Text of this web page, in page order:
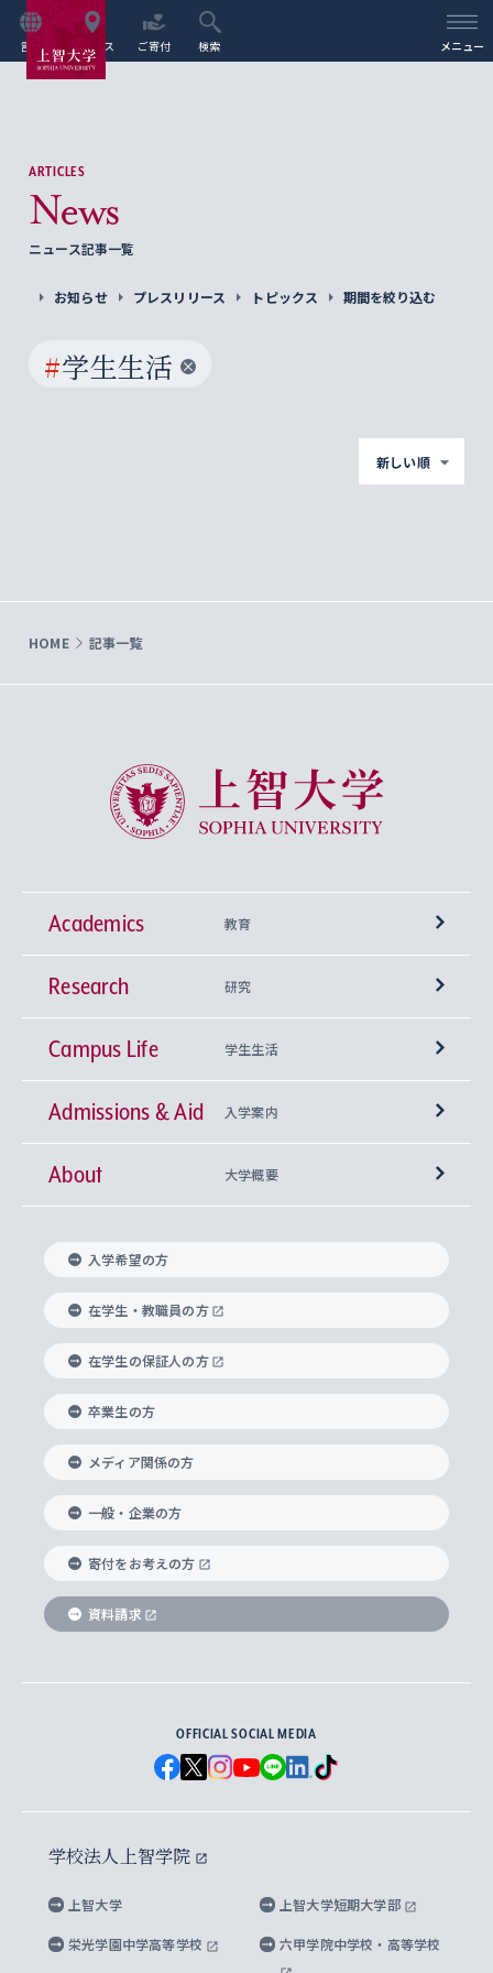
言語 アクセス ご寄付 検索 メニュー
ARTICLES
News
ニュース記事一覧
お知らせ プレスリリース トピックス 期間を絞り込む
#学生生活
新しい順
HOME 記事一覧
上智大学 Sophia University
Academics 教育
学部
神学部
文学部
総合人間科学部
経済学部
外国語学部
総合グローバル学部
国際教養学部
理工学部
Futures） – 持続可能な未来を考える６学科連携
興味から学科を探す
上智大学の全学共通教育
基盤教育センター
キリスト教人間学
身体知
思考と表現
データサイエンス
上智大学の語学教育
言語教育研究センター
上智大学のグローバル教育
グローバル教育センター
上智大学で学ぶ
海外で学ぶ
学びのサポート
大学院
神学研究科
実践宗教学研究科
総合人間科学研究科
経済学研究科
グローバル・スタディーズ研究科
助産学専攻科
生涯学習
Research 研究
研究所 等
キリスト教文化研究所
中世思想研究所
国際言語情報研究所
グローバル・コンサーン研究所
比較文化研究所
ヨーロッパ研究所
アジア文化研究所
アメリカ・カナダ研究所
メディア・ジャーナリズム研究所
水稀少社会研究センター
先進機械・構造材料イノベーションセンター
Sophia Open Research Weeks (SORW)
産官学連携
知的財産
研究支援制度
重点領域研究・自由課題研究
研究活動に関する法令・研究費の使用について
Campus Life 学生生活
学期区分と授業時間割
課外活動
課外教育プログラム
ボランティア活動
グローバルな学びのコミュニティ
学生の相談窓口
心身の健康相談
ハラスメント防止の取り組み
障がいのある学生への支援
キャリア形成サポート
キャリア形成支援プログラム
就職（内定先）・進路統計
企業の採用ご担当者様へのご案内
住まいのサポート
Admissions & Aid 入学案内
上智大学で取得できる学位
入れの方針）
科目等履修生
研究生・外国人特別研究生・国費留学生
交換留学生(海外大学から上智大学で学ぶ)
ノンディグリー生
Sophia Short-term Program受講生
学費・奨学金
学部入学前に出願する奨学金
国による高等教育の修学支援新制度
大学院生対象の奨学金
海外留学する際の費用と奨学金
About 大学概要
理事長・学長メッセージ
学長・副学長紹介
上智大学の精神
上智大学の理念
上智大学の沿革
ソフィア・アーカイブズ
上智大学とカトリック
グローバルエンゲージメント
上智大学を訪れた世界の知性
国連Weeks・アフリカWeeks
ダイバーシティ＆サステナビリティへの取り組み
上智大学公式ソーシャルメディア
学校法人上智学院について
数字で見る上智大学
上智大学のネットワーク
父母・保証人とのネットワーク
学外とのネットワーク
上智大学の出版物
上智大学大学案内・大学院案内
英文広報誌 SOPHIA magazine
上智大学のビジュアル・アイデンティティ
上智大学ビジュアル・アイデンティティ
上智大学校歌 ・上智大学学生歌
上智大学への取材・キャンパスでの撮影について
上智大学の公開情報
上智大学の教育研究活動等の情報公表
キャンパス案内
入学希望の方
在学生・教職員の方
在学生の保証人の方
卒業生の方
メディア関係の方
一般・企業の方
寄付をお考えの方
資料請求
OFFICIAL SOCIAL MEDIA
学校法人上智学院
上智大学 上智大学短期大学部
栄光学園中学高等学校 六甲学院中学校・高等学校